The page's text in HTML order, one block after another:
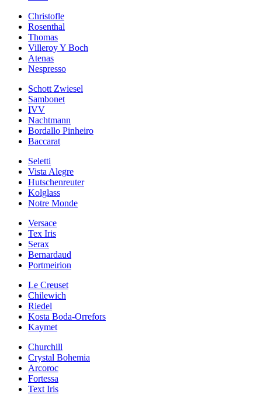
Christofle
Rosenthal
Thomas
Villeroy Y Boch
Atenas
Nespresso
Schott Zwiesel
Sambonet
IVV
Nachtmann
Bordallo Pinheiro
Baccarat
Seletti
Vista Alegre
Hutschenreuter
Kolglass
Notre Monde
Versace
Tex Iris
Serax
Bernardaud
Portmeirion
Le Creuset
Chilewich
Riedel
Kosta Boda-Orrefors
Kaymet
Churchill
Crystal Bohemia
Arcoroc
Fortessa
Text Iris